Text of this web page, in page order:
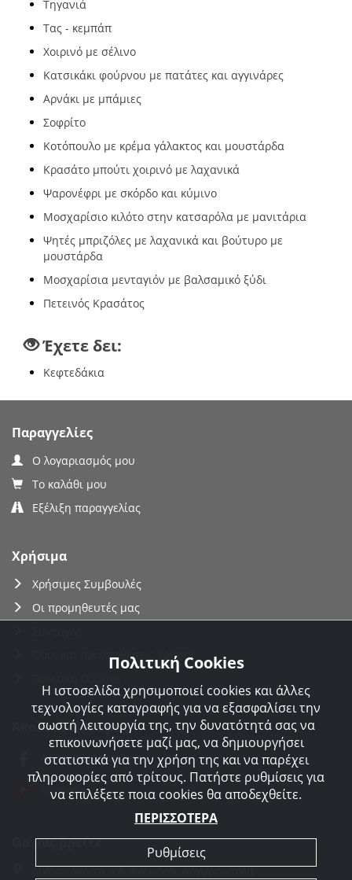
Τηγανιά
Τας - κεμπάπ
Χοιρινό με σέλινο
Κατσικάκι φούρνου με πατάτες και αγγινάρες
Αρνάκι με μπάμιες
Σοφρίτο
Κοτόπουλο με κρέμα γάλακτος και μουστάρδα
Κρασάτο μπούτι χοιρινό με λαχανικά
Ψαρονέφρι με σκόρδο και κύμινο
Μοσχαρίσιο κιλότο στην κατσαρόλα με μανιτάρια
Ψητές μπριζόλες με λαχανικά και βούτυρο με
μουστάρδα
Μοσχαρίσια μενταγιόν με βαλσαμικό ξύδι
Πετεινός Κρασάτος
Έχετε δει:
Κεφτεδάκια
Παραγγελίες
Ο λογαριασμός μου
Το καλάθι μου
Εξέλιξη παραγγελίας
Χρήσιμα
Χρήσιμες Συμβουλές
Οι προμηθευτές μας
Όροι και προϋποθέσεις χρήσης
Ακολουθείστε μας
Agorakreatonroupas
Roupas
Θα μας βρείτε
Διγενή Ακρίτα 4 & Φλέμινγκ, Αργυρούπολη
Πολιτική Cookies
Η ιστοσελίδα χρησιμοποιεί cookies και άλλες
τεχνολογίες καταγραφής για να εξασφαλίσει την
σωστή λειτουργία της, την δυνατότητά σας να
επικοινωνήσετε μαζί μας, να δημιουργήσει
στατιστικά για την χρήση της και να παρέχει
πληροφορίες από τρίτους. Πατήστε ρυθμίσεις για
να επιλέξετε ποια cookies θα αποδεχθείτε.
ΠΕΡΙΣΣΟΤΕΡΑ
Ρυθμίσεις